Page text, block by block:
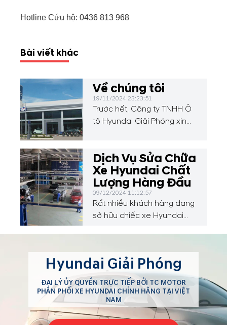
Hotline Cứu hộ: 0436 813 968
Bài viết khác
Về chúng tôi
19/11/2024 23:23:51
Trước hết, Công ty TNHH Ô
tô Hyundai Giải Phóng xin
lời cảm ơn chân thành về
sự quan tâm của Quý
Khách hàng đến sản phẩm
của Công ty chúng tôi.
Hyundai Giải Phóng là Đơn
vị chuyên phân phối các
hàng...
Dịch Vụ Sửa Chữa
Xe Hyundai Chất
Lượng Hàng Đầu
09/12/2024 11:12:57
Rất nhiều khách hàng đang
sở hữu chiếc xe Hyundai
dịch vụ sửa chữa xe
Hyundai chất lượng nhất?
Hyundai Giải Phóng
ĐẠI LÝ ỦY QUYỀN TRỰC TIẾP BỞI TC MOTOR
PHÂN PHỐI XE HYUNDAI CHÍNH HÃNG TẠI VIỆT
NAM